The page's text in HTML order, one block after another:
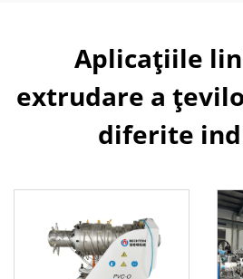
Aplicațiile
extrudare a
diferite